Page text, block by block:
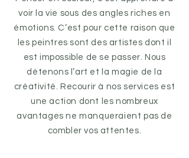
voir la vie sous des angles riches en
émotions. C’est pour cette raison que
les peintres sont des artistes dont il
est impossible de se passer. Nous
détenons l’art et la magie de la
créativité. Recourir à nos services est
une action dont les nombreux
avantages ne manqueraient pas de
combler vos attentes.